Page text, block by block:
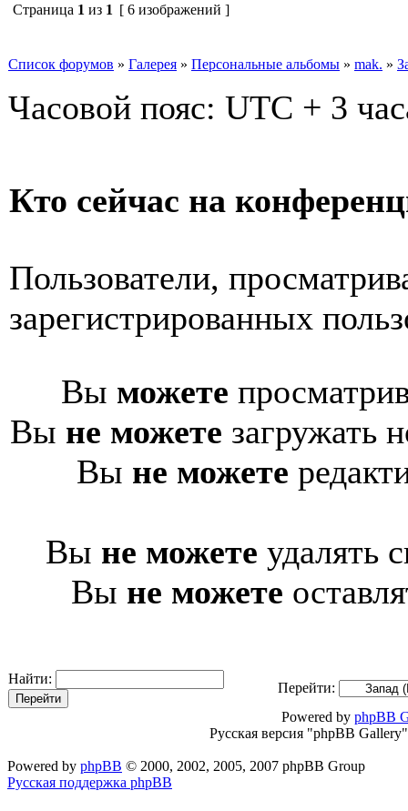
Страница 1 из 1 [ 6 изображений ]
Список форумов » Галерея » Персональные альбомы » mak. »
Часовой пояс: UTC + 3
Кто сейчас на
Пользователи,
зарегистрированных
Вы можете
Вы не можете загружать
Вы не можете
Вы не можете удалять
Вы не можете
Найти:
Перейти:
Powered by phpBB
Русская версия "phpBB
Powered by phpBB © 2000, 2002, 2005, 2007 phpBB Group
Русская поддержка phpBB